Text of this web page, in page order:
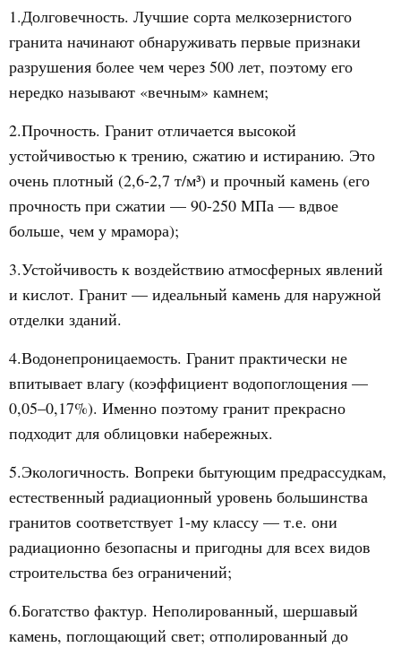
1.Долговечность. Лучшие сорта мелкозернистого
гранита начинают обнаруживать первые признаки
разрушения более чем через 500 лет, поэтому его
нередко называют «вечным» камнем;
2.Прочность. Гранит отличается высокой
устойчивостью к трению, сжатию и истиранию. Это
очень плотный (2,6-2,7 т/м³) и прочный камень (его
прочность при сжатии — 90-250 МПа — вдвое
больше, чем у мрамора);
3.Устойчивость к воздействию атмосферных явлений
и кислот. Гранит — идеальный камень для наружной
отделки зданий.
4.Водонепроницаемость. Гранит практически не
впитывает влагу (коэффициент водопоглощения —
0,05–0,17%). Именно поэтому гранит прекрасно
подходит для облицовки набережных.
5.Экологичность. Вопреки бытующим предрассудкам,
естественный радиационный уровень большинства
гранитов соответствует 1-му классу — т.е. они
радиационно безопасны и пригодны для всех видов
строительства без ограничений;
6.Богатство фактур. Неполированный, шершавый
камень, поглощающий свет; отполированный до